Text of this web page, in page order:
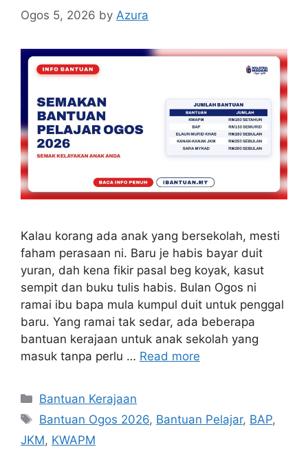
Ogos 5, 2026 by Azura
Kalau korang ada anak yang bersekolah, mesti
faham perasaan ni. Baru je habis bayar duit
yuran, dah kena fikir pasal beg koyak, kasut
sempit dan buku tulis habis. Bulan Ogos ni
ramai ibu bapa mula kumpul duit untuk penggal
baru. Yang ramai tak sedar, ada beberapa
bantuan kerajaan untuk anak sekolah yang
masuk tanpa perlu … Read more
Categories
Bantuan Kerajaan
Tags
Bantuan Ogos 2026, Bantuan Pelajar, BAP,
JKM, KWAPM